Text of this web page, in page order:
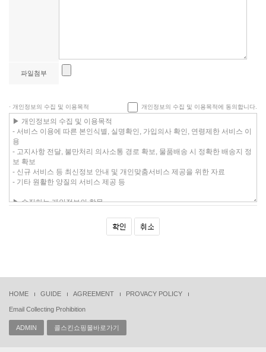
파일첨부
· 개인정보의 수집 및 이용목적 개인정보의 수집 및 이용목적에 동의합니다.
HOME GUIDE AGREEMENT PROVACY POLICY
Email Collecting Prohibition
ADMIN 콜스킨쇼핑몰바로가기